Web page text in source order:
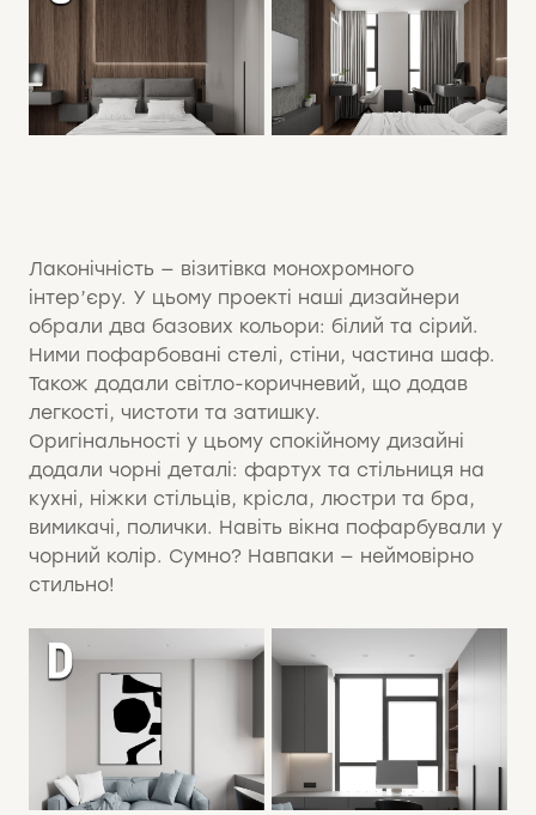
Лаконічність — візитівка монохромного
інтер’єру. У цьому проекті наші дизайнери
обрали два базових кольори: білий та сірий.
Ними пофарбовані стелі, стіни, частина шаф.
Також додали світло-коричневий, що додав
легкості, чистоти та затишку.
Оригінальності у цьому спокійному дизайні
додали чорні деталі: фартух та стільниця на
кухні, ніжки стільців, крісла, люстри та бра,
вимикачі, полички. Навіть вікна пофарбували у
чорний колір. Сумно? Навпаки — неймовірно
стильно!